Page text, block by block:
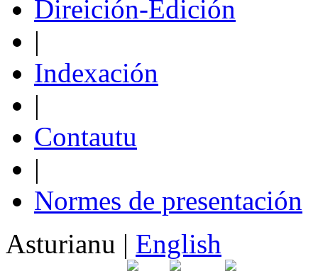
Direición-Edición
|
Indexación
|
Contautu
|
Normes de presentación
Asturianu | English